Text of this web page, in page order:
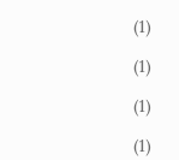
(1)
(1)
(1)
(1)